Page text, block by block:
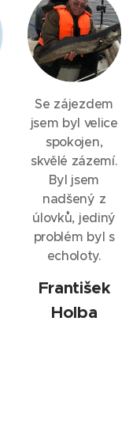
Se zájezdem
jsem byl velice
spokojen,
skvělé zázemí.
Byl jsem
nadšený z
úlovků, jediný
problém byl s
echoloty.
František
Holba